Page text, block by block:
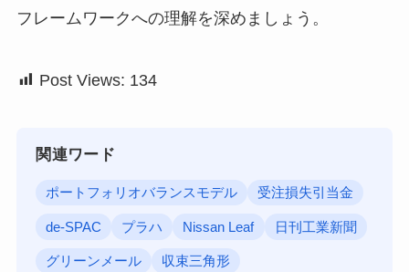
フレームワークへの理解を深めましょう。
Post Views: 134
関連ワード
ポートフォリオバランスモデル 受注損失引当金
de-SPAC プラハ Nissan Leaf 日刊工業新聞
グリーンメール 収束三角形